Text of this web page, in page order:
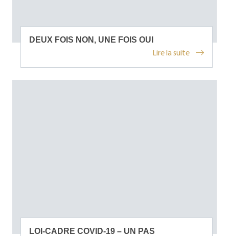
DEUX FOIS NON, UNE FOIS OUI
Lire la suite
LOI-CADRE COVID-19 – UN PAS